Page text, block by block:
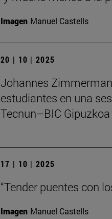
Imagen Manuel Castells
20 | 10 | 2025
Johannes
estudiantes en una
Tecnun–BIC Gipuzkoa
17 | 10 | 2025
“Tender puentes con
Imagen Manuel Castells